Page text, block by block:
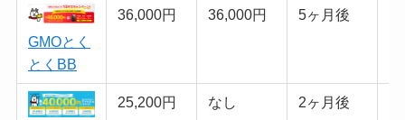
GMOとく
とくBB
36,000円 36,000円 5ヶ月後
25,200円 なし 2ヶ月後